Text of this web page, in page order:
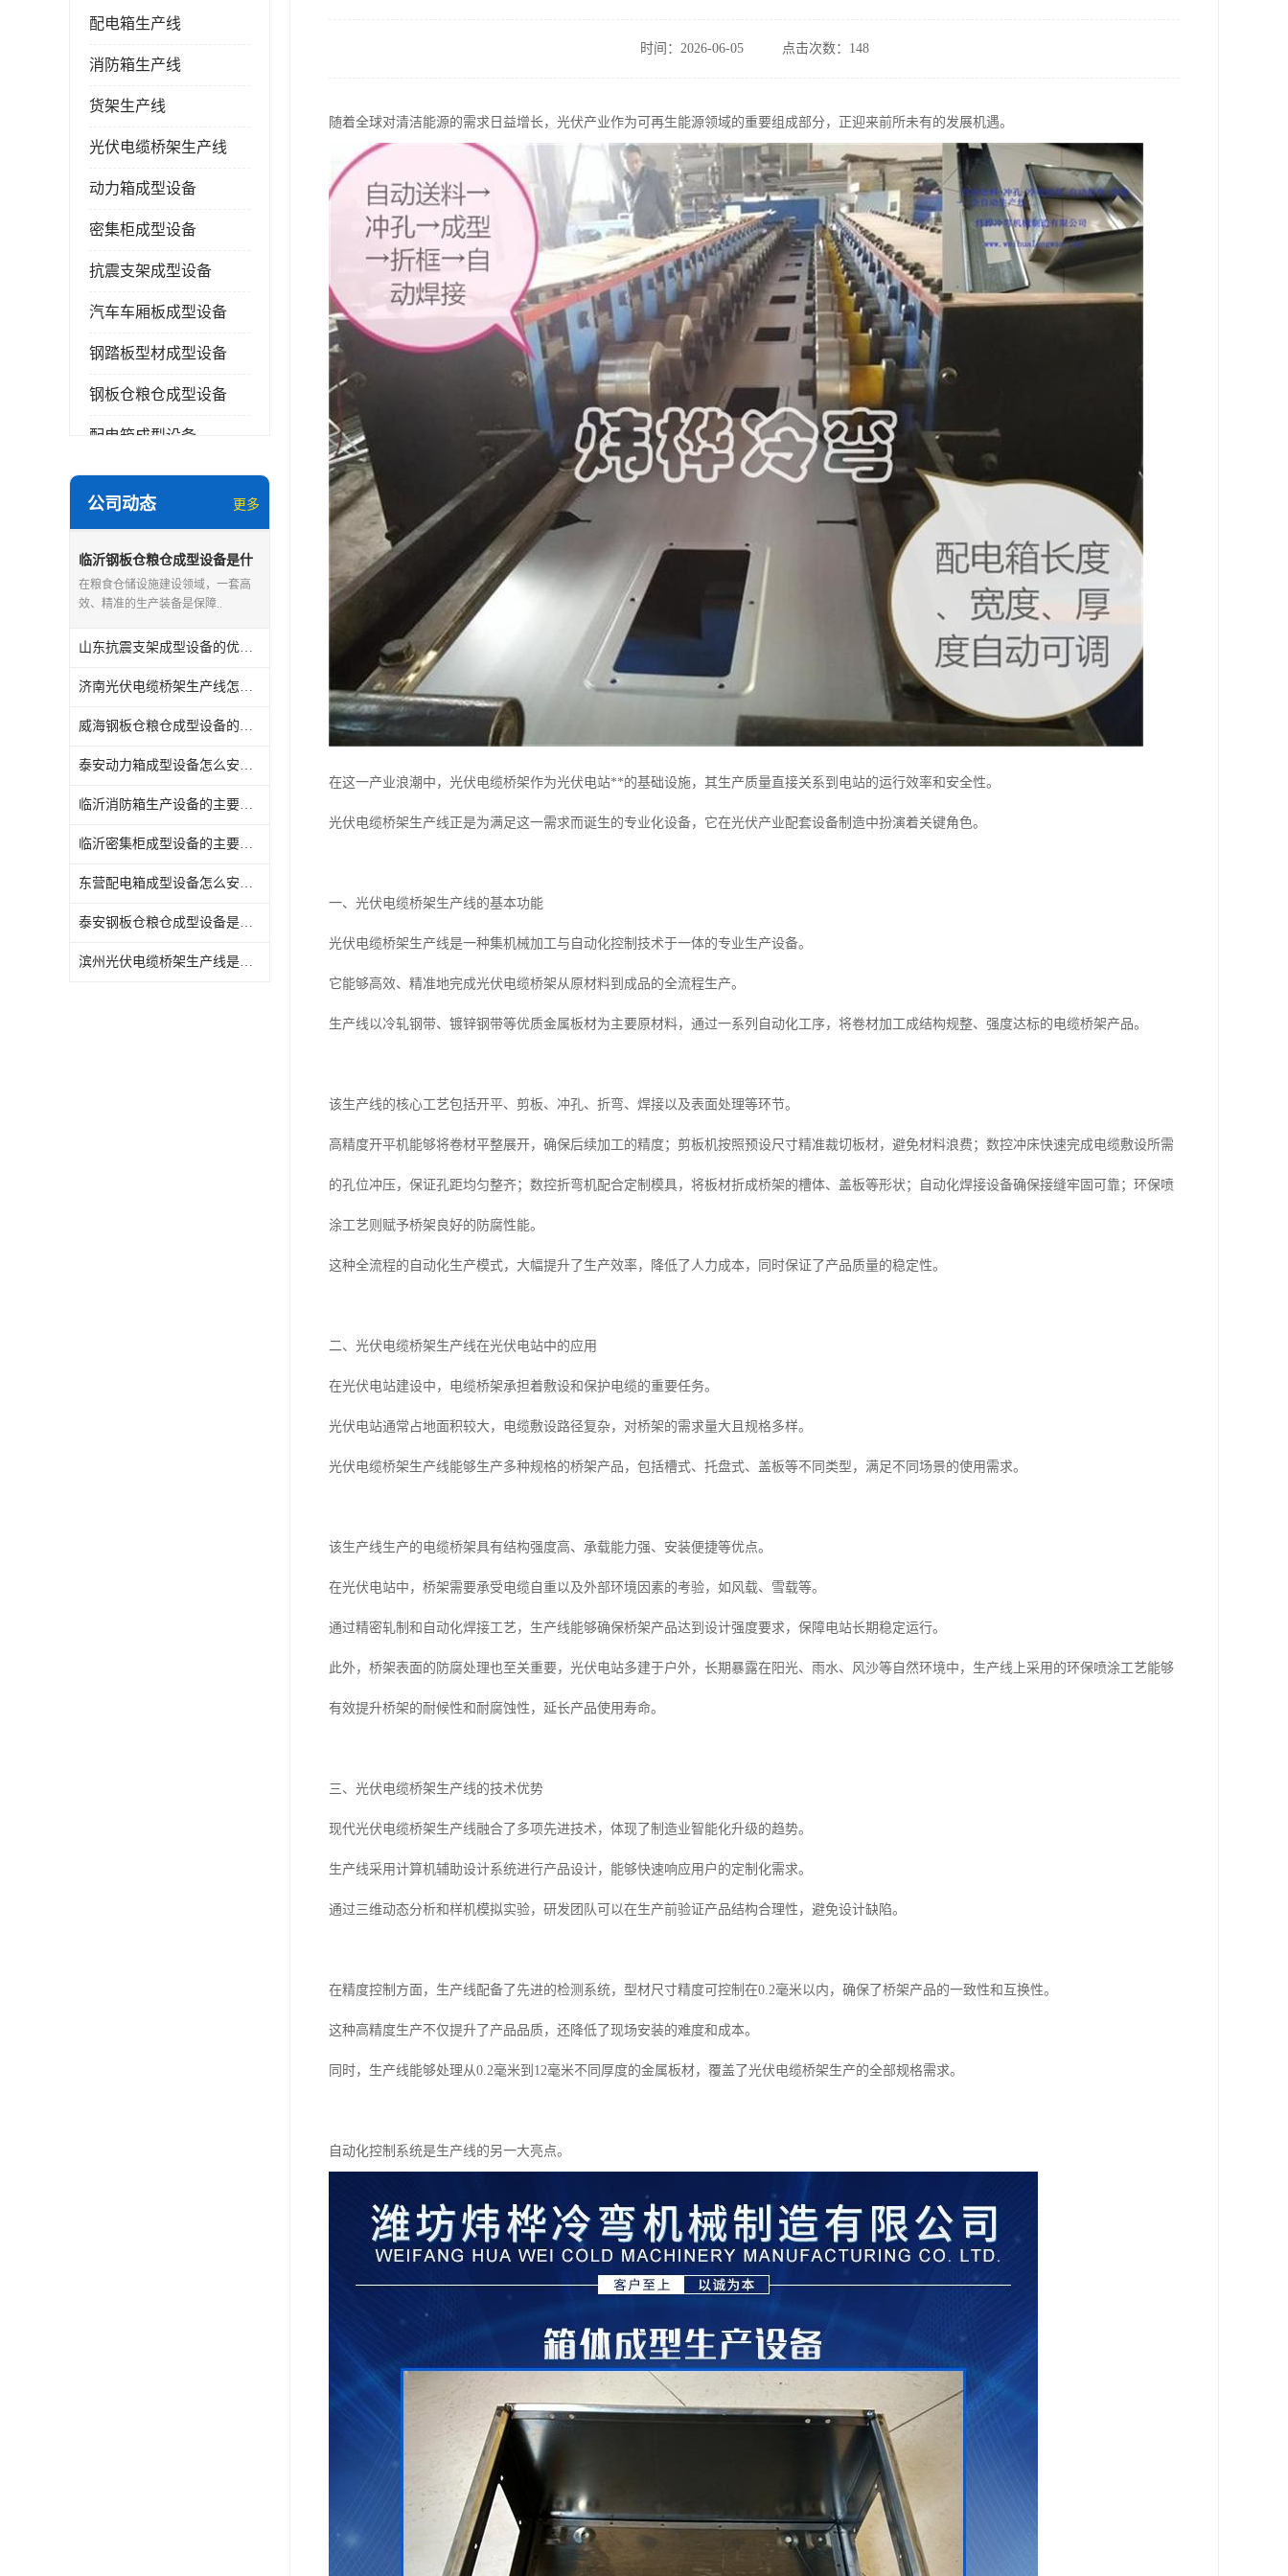
配电箱生产线
消防箱生产线
货架生产线
光伏电缆桥架生产线
动力箱成型设备
密集柜成型设备
抗震支架成型设备
汽车车厢板成型设备
钢踏板型材成型设备
钢板仓粮仓成型设备
配电箱成型设备
其他
公司动态 更多
临沂钢板仓粮仓成型设备是什
么
在粮食仓储设施建设领域，一套高
效、精准的生产装备是保障..
山东抗震支架成型设备的优点和缺点
济南光伏电缆桥架生产线怎么安装与维护
威海钢板仓粮仓成型设备的主要用途
泰安动力箱成型设备怎么安装与维护
临沂消防箱生产设备的主要用途
临沂密集柜成型设备的主要用途
东营配电箱成型设备怎么安装与维护
泰安钢板仓粮仓成型设备是什么
滨州光伏电缆桥架生产线是什么
时间：2026-06-05 点击次数：148
随着全球对清洁能源的需求日益增长，光伏产业作为可再生能源领域的重要组成部分，正迎来前所未有的发展机遇。
在这一产业浪潮中，光伏电缆桥架作为光伏电站**的基础设施，其生产质量直接关系到电站的运行效率和安全性。
光伏电缆桥架生产线正是为满足这一需求而诞生的专业化设备，它在光伏产业配套设备制造中扮演着关键角色。
一、光伏电缆桥架生产线的基本功能
光伏电缆桥架生产线是一种集机械加工与自动化控制技术于一体的专业生产设备。
它能够高效、精准地完成光伏电缆桥架从原材料到成品的全流程生产。
生产线以冷轧钢带、镀锌钢带等优质金属板材为主要原材料，通过一系列自动化工序，将卷材加工成结构规整、强度达标的电缆桥架产品。
该生产线的核心工艺包括开平、剪板、冲孔、折弯、焊接以及表面处理等环节。
高精度开平机能够将卷材平整展开，确保后续加工的精度；剪板机按照预设尺寸精准裁切板材，避免材料浪费；数控冲床快速完成电缆敷设所需
的孔位冲压，保证孔距均匀整齐；数控折弯机配合定制模具，将板材折成桥架的槽体、盖板等形状；自动化焊接设备确保接缝牢固可靠；环保喷
涂工艺则赋予桥架良好的防腐性能。
这种全流程的自动化生产模式，大幅提升了生产效率，降低了人力成本，同时保证了产品质量的稳定性。
二、光伏电缆桥架生产线在光伏电站中的应用
在光伏电站建设中，电缆桥架承担着敷设和保护电缆的重要任务。
光伏电站通常占地面积较大，电缆敷设路径复杂，对桥架的需求量大且规格多样。
光伏电缆桥架生产线能够生产多种规格的桥架产品，包括槽式、托盘式、盖板等不同类型，满足不同场景的使用需求。
该生产线生产的电缆桥架具有结构强度高、承载能力强、安装便捷等优点。
在光伏电站中，桥架需要承受电缆自重以及外部环境因素的考验，如风载、雪载等。
通过精密轧制和自动化焊接工艺，生产线能够确保桥架产品达到设计强度要求，保障电站长期稳定运行。
此外，桥架表面的防腐处理也至关重要，光伏电站多建于户外，长期暴露在阳光、雨水、风沙等自然环境中，生产线上采用的环保喷涂工艺能够
有效提升桥架的耐候性和耐腐蚀性，延长产品使用寿命。
三、光伏电缆桥架生产线的技术优势
现代光伏电缆桥架生产线融合了多项先进技术，体现了制造业智能化升级的趋势。
生产线采用计算机辅助设计系统进行产品设计，能够快速响应用户的定制化需求。
通过三维动态分析和样机模拟实验，研发团队可以在生产前验证产品结构合理性，避免设计缺陷。
在精度控制方面，生产线配备了先进的检测系统，型材尺寸精度可控制在0.2毫米以内，确保了桥架产品的一致性和互换性。
这种高精度生产不仅提升了产品品质，还降低了现场安装的难度和成本。
同时，生产线能够处理从0.2毫米到12毫米不同厚度的金属板材，覆盖了光伏电缆桥架生产的全部规格需求。
自动化控制系统是生产线的另一大亮点。